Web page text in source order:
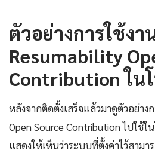
ตัวอย่างการใช้งา
Resumability
Contribution ใน
หลังจากติดตั้งเสร็จแล้วมาดูตัวอย่าง
Open Source Contribution ไปใช้ใ
แสดงให้เห็นว่าระบบที่ตั้งค่าไว้สามา